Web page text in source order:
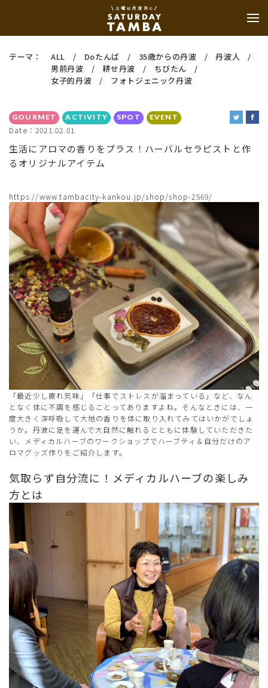
テーマ： ALL Doたんば 35歳からの丹波
丹波人
男前丹波
耕せ丹波
ちびたん
女子的丹波
フォトジェニック丹波
GOURMET ACTIVITY SPOT EVENT
Date：2021.02.01
生活にアロマの香りをプラス！ハーバルセラピストと作
るオリジナルアイテム
https://www.tambacity-kankou.jp/shop/shop-2569/
「最近少し疲れ気味」「仕事でストレスが溜まっている」など、なん
となく体に不調を感じることってありますよね。そんなときには、一
度大きく深呼吸して大地の香りを体に取り入れてみてはいかがでしょ
うか。丹波に足を運んで大自然に触れるとともに体験していただきた
い、メディカルハーブのワークショップでハーブティ＆自分だけのア
ロマグッズ作りをご紹介します。
気取らず自分流に！メディカルハーブの楽しみ
方とは